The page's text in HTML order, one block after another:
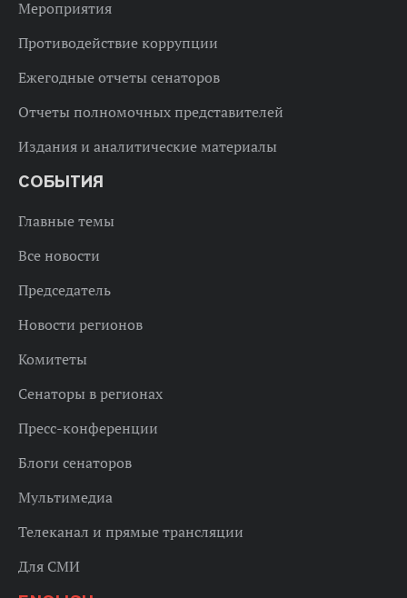
Мероприятия
Противодействие коррупции
Ежегодные отчеты сенаторов
Отчеты полномочных представителей
Издания и аналитические материалы
СОБЫТИЯ
Главные темы
Все новости
Председатель
Новости регионов
Комитеты
Сенаторы в регионах
Пресс-конференции
Блоги сенаторов
Мультимедиа
Телеканал и прямые трансляции
Для СМИ